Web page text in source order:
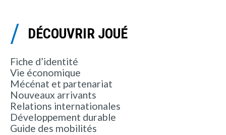
DÉCOUVRIR JOUÉ
Fiche d’identité
Vie économique
Mécénat et partenariat
Nouveaux arrivants
Relations internationales
Développement durable
Guide des mobilités